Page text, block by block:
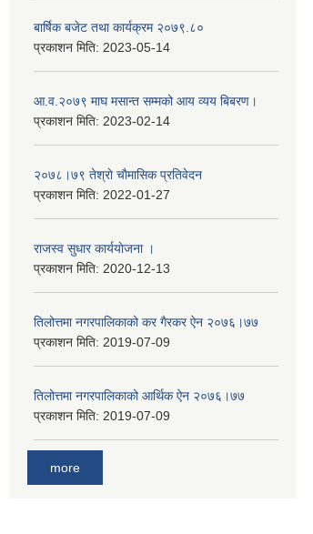
बार्षिक बजेट तथा कार्यक्रम २०७९.८०
प्रकाशन मिति: 2023-05-14
आ.व.२०७९ माघ मसान्त सम्मको आय व्यय बिबरण।
प्रकाशन मिति: 2023-02-14
२०७८।७९ तेश्राे चाैमासिक प्रतिवेदन
प्रकाशन मिति: 2022-01-27
राजस्व सुधार कार्ययाेजना ।
प्रकाशन मिति: 2020-12-13
तिलोत्तमा नगरपालिकाको कर गैरकर ऐन २०७६।७७
प्रकाशन मिति: 2019-07-09
तिलोत्तमा नगरपालिकाको आर्थिक ऐन २०७६।७७
प्रकाशन मिति: 2019-07-09
more